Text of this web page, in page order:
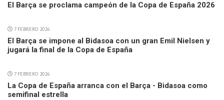
El Barça se proclama campeón de la Copa de España 2026
7 FEBRERO 2026
El Barça se impone al Bidasoa con un gran Emil Nielsen y
jugará la final de la Copa de España
7 FEBRERO 2026
La Copa de España arranca con el Barça - Bidasoa como
semifinal estrella